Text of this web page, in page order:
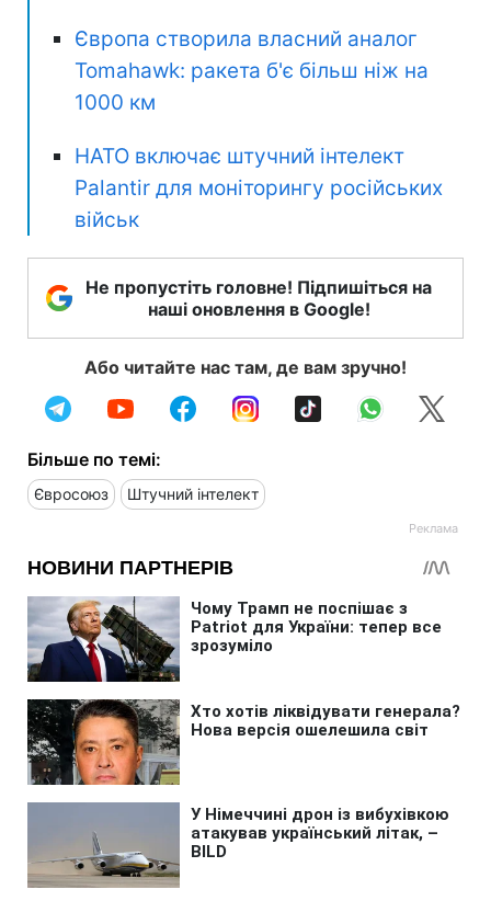
Європа створила власний аналог
Tomahawk: ракета б'є більш ніж на
1000 км
НАТО включає штучний інтелект
Palantir для моніторингу російських
військ
Не пропустіть головне! Підпишіться на
наші оновлення в Google!
Або читайте нас там, де вам зручно!
Більше по темі:
Євросоюз Штучний інтелект